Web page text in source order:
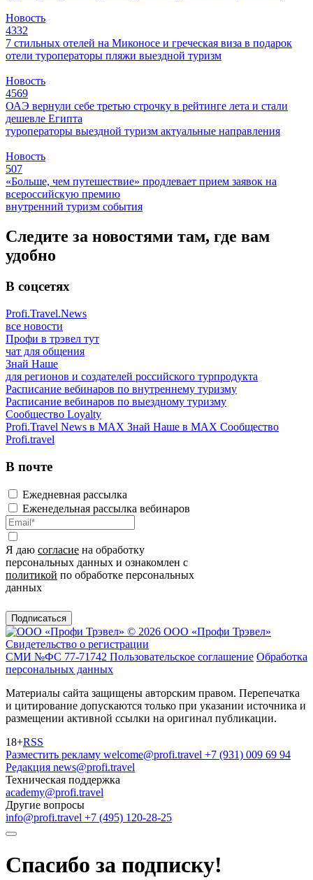
Новость
4332
7 стильных отелей на Миконосе и греческая виза в подарок
отели туроператоры пляжи выездной туризм
Новость
4569
ОАЭ вернули себе третью строчку в рейтинге лета и стали
дешевле Египта
туроператоры выездной туризм актуальные направления
Новость
507
«Больше, чем путешествие» продлевает прием заявок на
всероссийскую премию
внутренний туризм события
Следите за новостями там, где вам
удобно
В соцсетях
Profi.Travel.News
все новости
Профи в трэвел тут
чат для общения
Знай Наше
для регионов и создателей российского турпродукта
Расписание вебинаров по внутреннему туризму
Расписание вебинаров по выездному туризму
Сообщество Loyalty
Profi.Travel News в MAX Знай Наше в MAX Сообщество
Profi.travel
В почте
Ежедневная рассылка
Еженедельная рассылка вебинаров
Я даю согласие на обработку
персональных данных и ознакомлен с
политикой по обработке персональных
данных
Подписаться
© 2026 ООО «Профи Трэвeл»
Свидетельство о регистрации
СМИ №ФС 77-71742 Пользовательское соглашение Обработка
персональных данных
Материалы сайта защищены авторским правом. Перепечатка
и цитирование допускаются только при указании источника и
размещении активной ссылки на оригинал публикации.
18+RSS
Разместить рекламу welcome@profi.travel +7 (931) 009 69 94
Редакция news@profi.travel
Техническая поддержка
academy@profi.travel
Другие вопросы
info@profi.travel +7 (495) 120-28-25
Спасибо за подписку!